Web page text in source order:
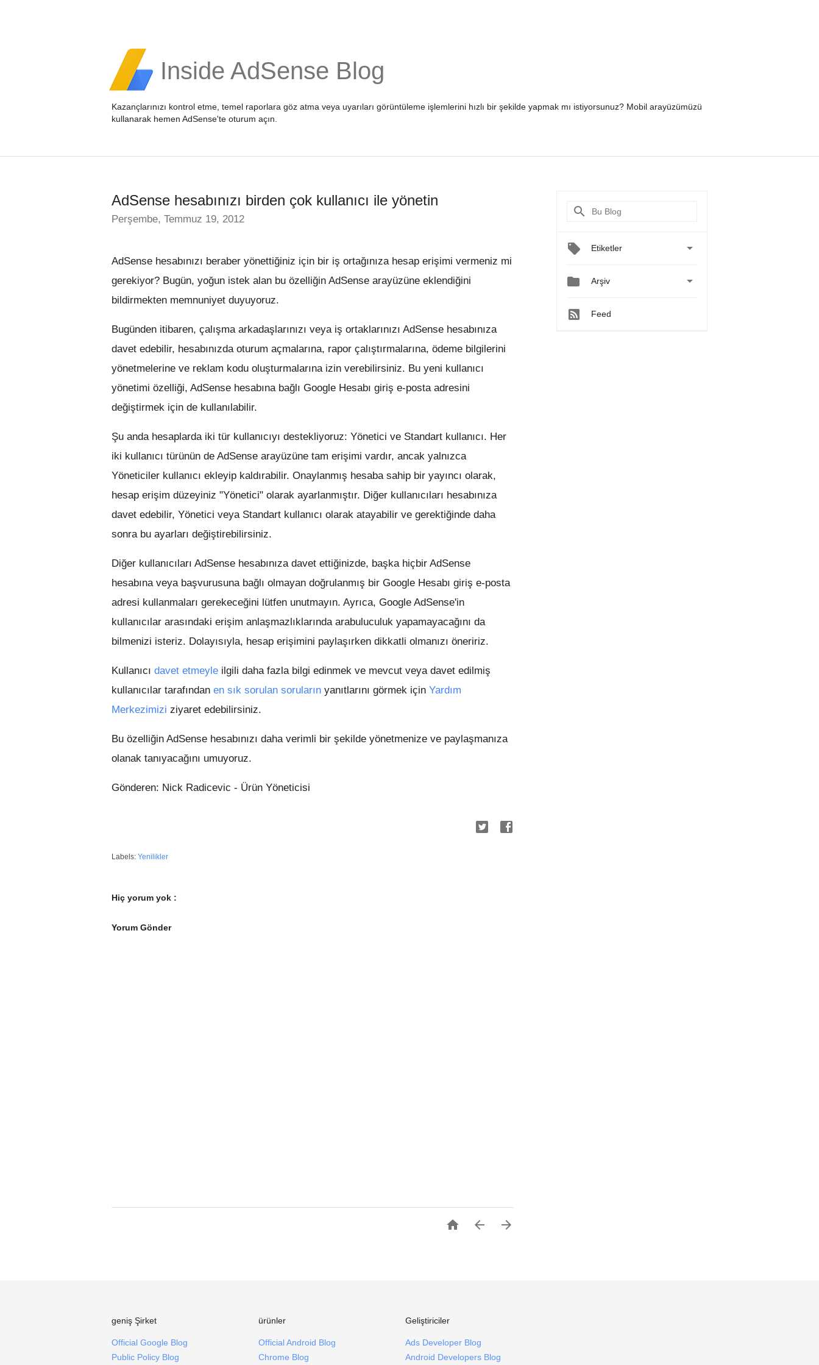
Inside AdSense Blog
Kazançlarınızı kontrol etme, temel raporlara göz atma veya uyarıları görüntüleme işlemlerini hızlı bir şekilde yapmak mı istiyorsunuz? Mobil arayüzümüzü
kullanarak hemen AdSense'te oturum açın
AdSense hesabınızı birden çok kullanıcı ile yönetin
Perşembe, Temmuz 19, 2012
AdSense hesabınızı beraber yönettiğiniz için bir iş ortağınıza hesap erişimi vermeniz mi
gerekiyor? Bugün, yoğun istek alan bu özelliğin AdSense arayüzüne eklendiğini
bildirmekten memnuniyet duyuyoruz.
Bugünden itibaren, çalışma arkadaşlarınızı veya iş ortaklarınızı AdSense hesabınıza
davet edebilir, hesabınızda oturum açmalarına, rapor çalıştırmalarına, ödeme bilgilerini
yönetmelerine ve reklam kodu oluşturmalarına izin verebilirsiniz. Bu yeni kullanıcı
yönetimi özelliği, AdSense hesabına bağlı Google Hesabı giriş e-posta adresini
değiştirmek için de kullanılabilir.
Şu anda hesaplarda iki tür kullanıcıyı destekliyoruz: Yönetici ve Standart kullanıcı. Her
iki kullanıcı türünün de AdSense arayüzüne tam erişimi vardır, ancak yalnızca
Yöneticiler kullanıcı ekleyip kaldırabilir. Onaylanmış hesaba sahip bir yayıncı olarak,
hesap erişim düzeyiniz "Yönetici" olarak ayarlanmıştır. Diğer kullanıcıları hesabınıza
davet edebilir, Yönetici veya Standart kullanıcı olarak atayabilir ve gerektiğinde daha
sonra bu ayarları değiştirebilirsiniz.
Diğer kullanıcıları AdSense hesabınıza davet ettiğinizde, başka hiçbir AdSense
hesabına veya başvurusuna bağlı olmayan doğrulanmış bir Google Hesabı giriş e-posta
adresi kullanmaları gerekeceğini lütfen unutmayın. Ayrıca, Google AdSense'in
kullanıcılar arasındaki erişim anlaşmazlıklarında arabuluculuk yapamayacağını da
bilmenizi isteriz. Dolayısıyla, hesap erişimini paylaşırken dikkatli olmanızı öneririz.
Kullanıcı davet etmeyle ilgili daha fazla bilgi edinmek ve mevcut veya davet edilmiş
kullanıcılar tarafından en sık sorulan soruların yanıtlarını görmek için Yardım
Merkezimizi ziyaret edebilirsiniz.
Bu özelliğin AdSense hesabınızı daha verimli bir şekilde yönetmenize ve paylaşmanıza
olanak tanıyacağını umuyoruz.
Gönderen: Nick Radicevic - Ürün Yöneticisi
Labels: Yenilikler
Hiç yorum yok :
Yorum Gönder
  
Etiketler 
 Arşiv 
Feed
geniş Şirket
Official Google Blog
Public Policy Blog
ürünler
Official Android Blog
Chrome Blog
Geliştiriciler
Ads Developer Blog
Android Developers Blog